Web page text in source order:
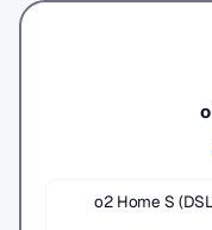
o2 Home S